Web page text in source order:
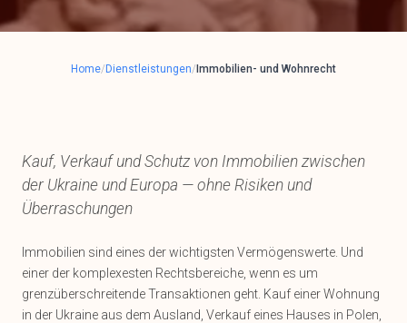
Home/ Dienstleistungen/ Immobilien- und Wohnrecht
Kauf, Verkauf und Schutz von Immobilien zwischen
der Ukraine und Europa — ohne Risiken und
Überraschungen
Immobilien sind eines der wichtigsten Vermögenswerte. Und
einer der komplexesten Rechtsbereiche, wenn es um
grenzüberschreitende Transaktionen geht. Kauf einer Wohnung
in der Ukraine aus dem Ausland, Verkauf eines Hauses in Polen,